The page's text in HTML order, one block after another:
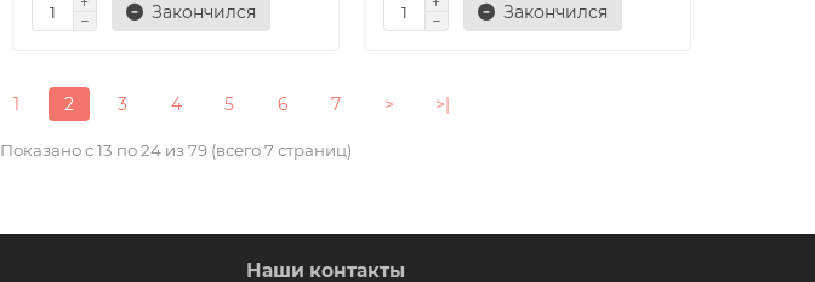
Закончился Закончился
1 2 3 4 5 6 7 > >|
Показано с 13 по 24 из 79 (всего 7 страниц)
Наши контакты